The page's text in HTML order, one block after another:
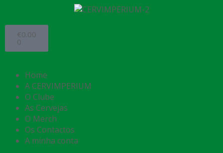
€0.00
0
Home
A CERVIMPERIUM
O Clube
As Cervejas
O Merch
Os Contactos
A minha conta